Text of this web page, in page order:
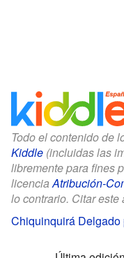
Todo el contenido de
Kiddle (incluidas las
libremente para fines
licenciaAtribución-
lo contrario. Citar este
Chiquinquirá Delgado